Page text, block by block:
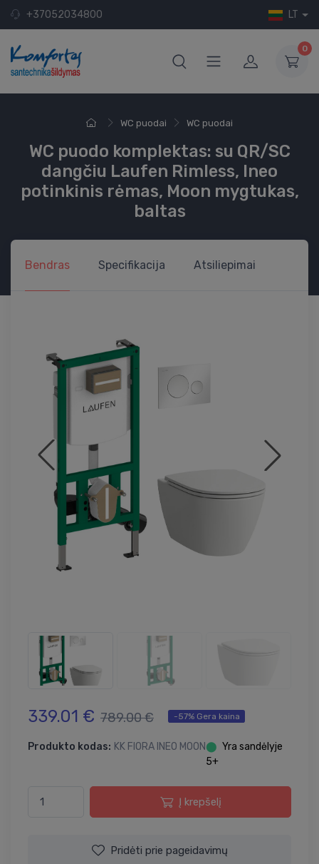
+37052034800 LT
0
WC puodai WC puodai
WC puodo komplektas: su QR/SC
dangčiu Laufen Rimless, Ineo
potinkinis rėmas, Moon mygtukas,
baltas
Bendras Specifikacija Atsiliepimai
339.01 € 789.00 € -57% Gera kaina
Produkto kodas: KK FIORA INEO MOON⬤ Yra sandėlyje
5+
Į krepšelį
Pridėti prie pageidavimų